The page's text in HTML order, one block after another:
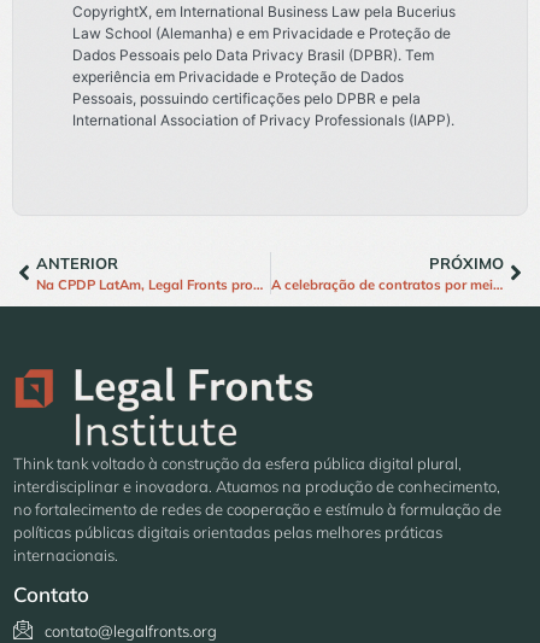
CopyrightX, em International Business Law pela Bucerius
Law School (Alemanha) e em Privacidade e Proteção de
Dados Pessoais pelo Data Privacy Brasil (DPBR). Tem
experiência em Privacidade e Proteção de Dados
Pessoais, possuindo certificações pelo DPBR e pela
International Association of Privacy Professionals (IAPP).
ANTERIOR
Na CPDP LatAm, Legal Fronts promove debate sobre regulação de datacenters e sustentabilidade; assista
PRÓXIMO
A celebração de contratos por meios digitais: Notas sobre o PL do CC
Think tank voltado à construção da esfera pública digital plural,
interdisciplinar e inovadora. Atuamos na produção de conhecimento,
no fortalecimento de redes de cooperação e estímulo à formulação de
políticas públicas digitais orientadas pelas melhores práticas
internacionais.
Contato
contato@legalfronts.org